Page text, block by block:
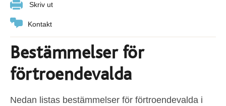
Skriv ut
Kontakt
Bestämmelser för
förtroendevalda
Nedan listas bestämmelser för förtroendevalda i